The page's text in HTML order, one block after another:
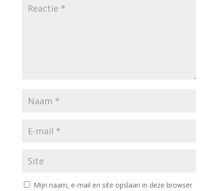
Mijn naam, e-mail en site opslaan in deze browser